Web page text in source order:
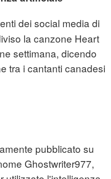
dei social media di
la canzone Heart
settimana, dicendo
tra i cantanti canadesi
pubblicato su
Ghostwriter977,